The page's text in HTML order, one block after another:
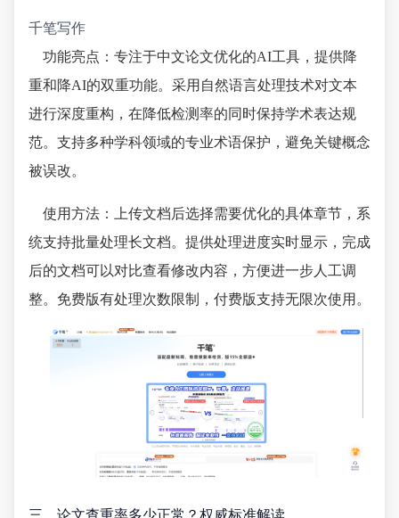
千笔写作
功能亮点：专注于中文论文优化的AI工具，提供降
重和降AI的双重功能。采用自然语言处理技术对文本
进行深度重构，在降低检测率的同时保持学术表达规
范。支持多种学科领域的专业术语保护，避免关键概念
被误改。
使用方法：上传文档后选择需要优化的具体章节，系
统支持批量处理长文档。提供处理进度实时显示，完成
后的文档可以对比查看修改内容，方便进一步人工调
整。免费版有处理次数限制，付费版支持无限次使用。